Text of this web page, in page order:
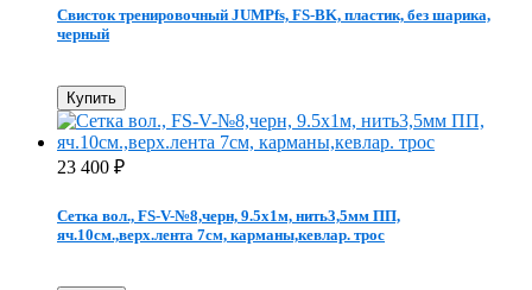
Свисток тренировочный JUMPfs, FS-BK, пластик, без шарика,
черный
Купить
23 400 ₽
Сетка вол., FS-V-№8,черн, 9.5х1м, нить3,5мм ПП,
яч.10см.,верх.лента 7см, карманы,кевлар. трос